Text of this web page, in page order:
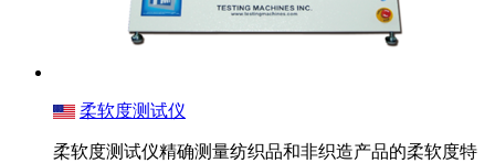
柔软度测试仪
柔软度测试仪精确测量纺织品和非织造产品的柔软度特